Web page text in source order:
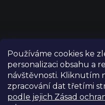
Používáme cookies ke
personalizaci obsahu a
návštěvnosti. Kliknutím
zpracování dat třetími
podle jejich Zásad